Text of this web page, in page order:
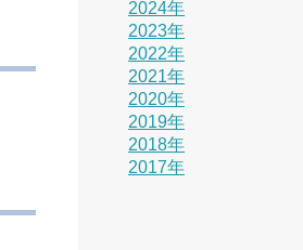
2024年
2023年
2022年
2021年
2020年
2019年
2018年
2017年